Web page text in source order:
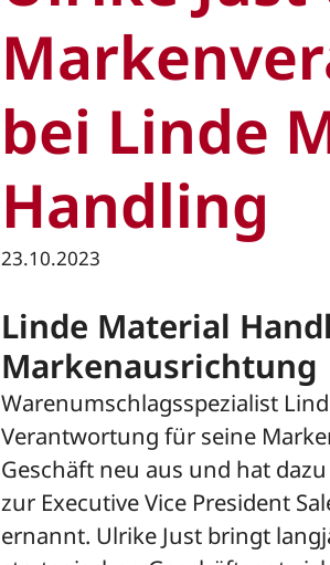
bei Linde
Handling
23.10.2023
Linde Material
Markenausrichtung
Warenumschlagsspezialist
Verantwortung für seine
Geschäft neu aus und hat
zur Executive Vice President
ernannt. Ulrike Just bringt